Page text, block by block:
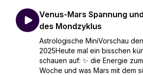
Venus-Mars Spannung
des Mondzyklus
Astrologische MiniVorschau
2025Heute mal ein bisschen
schauen auf: ✨ die Energie
Woche und was Mars mit dem